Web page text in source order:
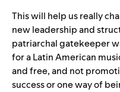
This will help us really
new leadership and
patriarchal gatekeeper
for a Latin American
and free, and not
success or one way of